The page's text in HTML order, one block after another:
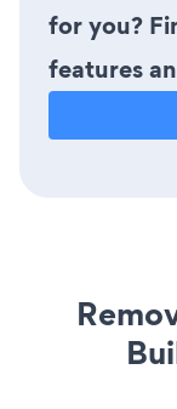
for you?
features